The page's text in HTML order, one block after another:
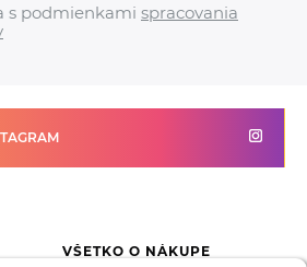
s podmienkami spracovania
VŠETKO O NÁKUPE